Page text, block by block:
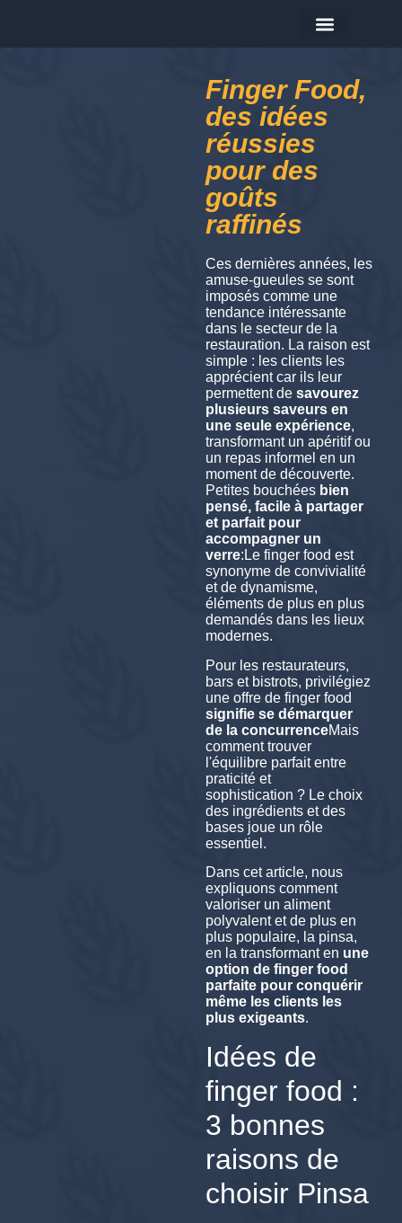
Finger Food,
des idées
réussies
pour des
goûts
raffinés
Ces dernières années, les
amuse-gueules se sont
imposés comme une
tendance intéressante
dans le secteur de la
restauration. La raison est
simple : les clients les
apprécient car ils leur
permettent de savourez
plusieurs saveurs en
une seule expérience,
transformant un apéritif ou
un repas informel en un
moment de découverte.
Petites bouchées bien
pensé, facile à partager
et parfait pour
accompagner un
verre:Le finger food est
synonyme de convivialité
et de dynamisme,
éléments de plus en plus
demandés dans les lieux
modernes.
Pour les restaurateurs,
bars et bistrots, privilégiez
une offre de finger food
signifie se démarquer
de la concurrenceMais
comment trouver
l'équilibre parfait entre
praticité et
sophistication ? Le choix
des ingrédients et des
bases joue un rôle
essentiel.
Dans cet article, nous
expliquons comment
valoriser un aliment
polyvalent et de plus en
plus populaire, la pinsa,
en la transformant en une
option de finger food
parfaite pour conquérir
même les clients les
plus exigeants.
Idées de
finger food :
3 bonnes
raisons de
choisir Pinsa